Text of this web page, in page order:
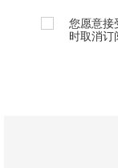
您愿意接
时取消订